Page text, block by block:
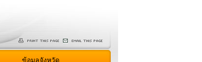
ข้อมูลจังหวัด